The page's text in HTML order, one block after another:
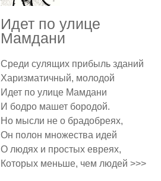
Идет по улице
Мамдани
Среди сулящих прибыль зданий
Харизматичный, молодой
Идет по улице Мамдани
И бодро машет бородой.
Но мысли не о брадобреях,
Он полон множества идей
О людях и простых евреях,
Которых меньше, чем людей >>>